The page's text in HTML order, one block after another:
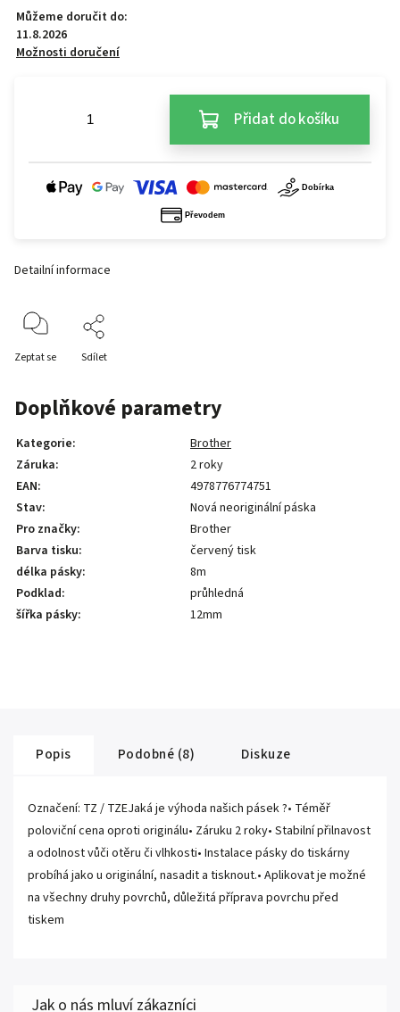
Můžeme doručit do:
11.8.2026
Možnosti doručení
Přidat do košíku
Detailní informace
Zeptat se Sdílet
Doplňkové parametry
Kategorie:
Brother
Záruka:
2 roky
EAN:
4978776774751
Stav:
Nová neoriginální páska
Pro značky:
Brother
Barva tisku:
červený tisk
délka pásky:
8m
Podklad:
průhledná
šířka pásky: 12mm
Popis Podobné (8) Diskuze
Označení: TZ / TZEJaká je výhoda našich pásek ?• Téměř
poloviční cena oproti originálu• Záruku 2 roky• Stabilní přilnavost
a odolnost vůči otěru či vlhkosti• Instalace pásky do tiskárny
probíhá jako u originální, nasadit a tisknout.• Aplikovat je možné
na všechny druhy povrchů, důležitá příprava povrchu před
tiskem